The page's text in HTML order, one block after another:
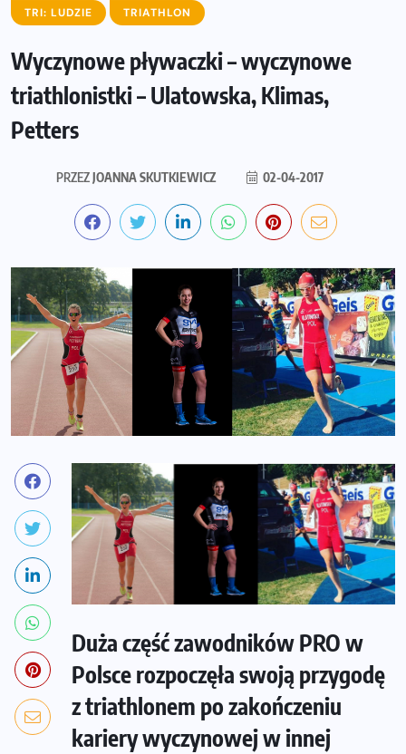
TRI: LUDZIE TRIATHLON
Wyczynowe pływaczki – wyczynowe
triathlonistki – Ulatowska, Klimas,
Petters
PRZEZJOANNA SKUTKIEWICZ 02-04-2017
Duża część zawodników PRO w
Polsce rozpoczęła swoją przygodę
z triathlonem po zakończeniu
kariery wyczynowej w innej